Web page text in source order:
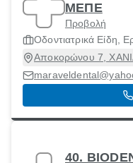
ΜΕΠΕ
Προβολή
Οδοντιατρικά Είδη,
Αποκορώνου 7,
40.